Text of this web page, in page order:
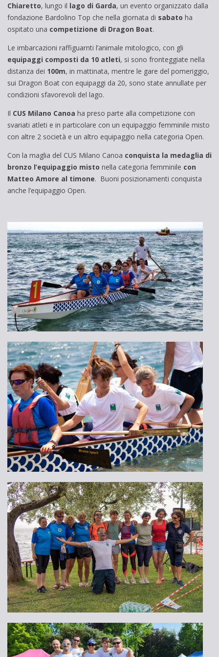
Chiaretto, lungo il lago di Garda, un evento organizzato dalla
fondazione Bardolino Top che nella giornata di sabato ha
ospitato una competizione di Dragon Boat.
Le imbarcazioni raffiguarnti l’animale mitologico, con gli
equipaggi composti da 10 atleti, si sono fronteggiate nella
distanza dei 100m, in mattinata, mentre le gare del pomeriggio,
sui Dragon Boat con equipaggi da 20, sono state annullate per
condizioni sfavorevoli del lago.
Il CUS Milano Canoa ha preso parte alla competizione con
svariati atleti e in particolare con un equipaggio femminile misto
con altre 2 società e un altro equipaggio nella categoria Open.
Con la maglia del CUS Milano Canoa conquista la medaglia di
bronzo l’equipaggio misto nella categoria femminile con
Matteo Amore al timone. Buoni posizionamenti conquista
anche l’equipaggio Open.